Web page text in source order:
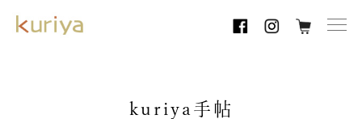
kuriya手帖